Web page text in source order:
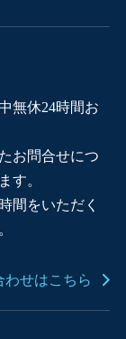
無休24時間お
お問合せにつ
す。
間をいただく
わせはこちら